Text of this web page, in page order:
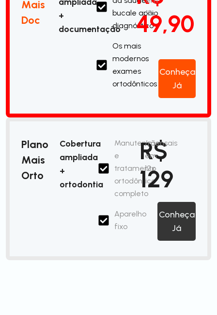
Mais
Doc
+
documentação
bucale apoio
diagnóstico
Os mais
modernos
exames
ortodônticos
49,90
12x
Conheça
Já
Plano
Mais
Orto
Cobertura
ampliada
+
ortodontia
Manutenção
e
tratamento
ortodôntico
completo
Aparelho
fixo
R$
129
/mensais
em
12x
Conheça
Já